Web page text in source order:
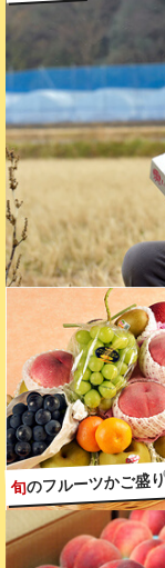
旬のフルーツかご盛